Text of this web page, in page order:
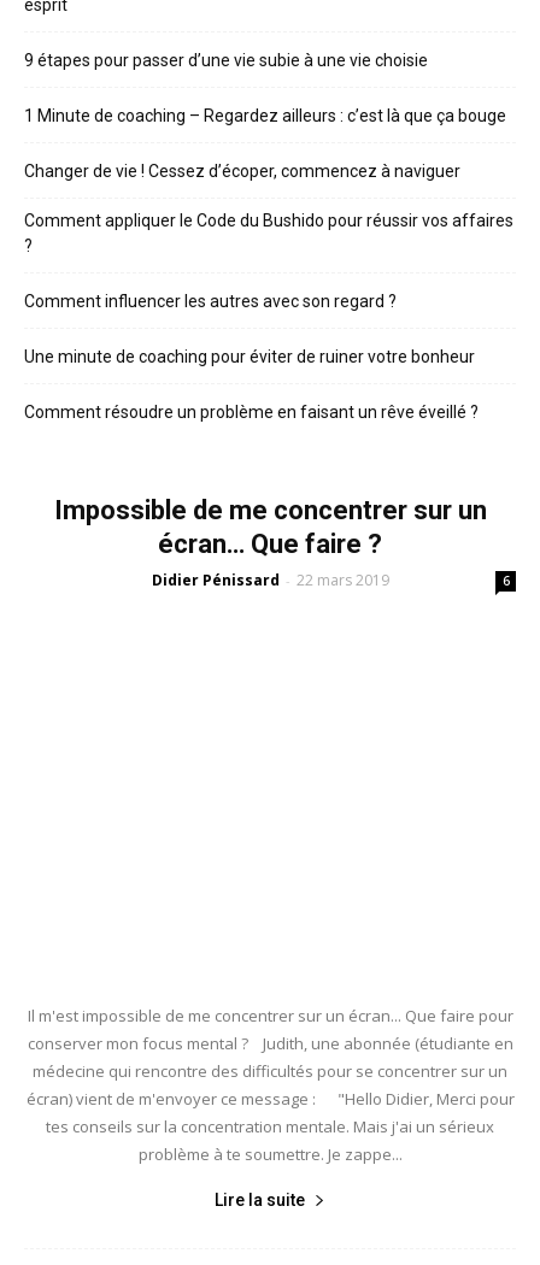
esprit
9 étapes pour passer d’une vie subie à une vie choisie
1 Minute de coaching – Regardez ailleurs : c’est là que ça bouge
Changer de vie ! Cessez d’écoper, commencez à naviguer
Comment appliquer le Code du Bushido pour réussir vos affaires
?
Comment influencer les autres avec son regard ?
Une minute de coaching pour éviter de ruiner votre bonheur
Comment résoudre un problème en faisant un rêve éveillé ?
Impossible de me concentrer sur un
écran… Que faire ?
Didier Pénissard - 22 mars 2019 6
Il m'est impossible de me concentrer sur un écran... Que faire pour
conserver mon focus mental ? Judith, une abonnée (étudiante en
médecine qui rencontre des difficultés pour se concentrer sur un
écran) vient de m'envoyer ce message : "Hello Didier, Merci pour
tes conseils sur la concentration mentale. Mais j'ai un sérieux
problème à te soumettre. Je zappe...
Lire la suite